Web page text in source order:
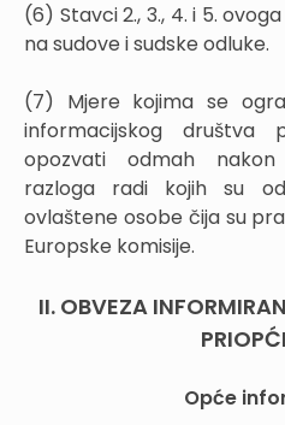
(6) Stavci 2., 3., 4. i 5.
na sudove i sudske odluke.
(7) Mjere kojima se
informacijskog
opozvati odmah
razloga radi kojih su
ovlaštene osobe čija su
Europske komisije.
II. OBVEZA
Opće